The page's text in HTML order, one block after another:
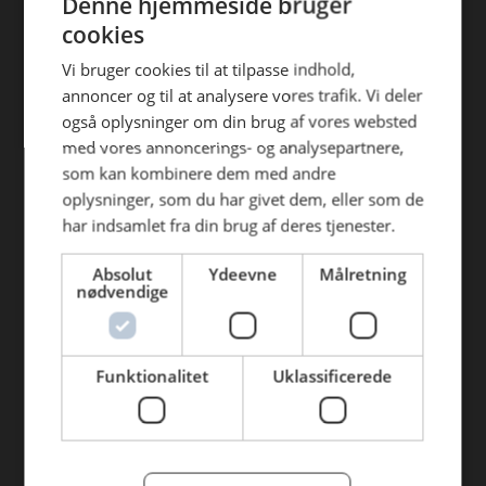
Find din afdeling
AB Catering Aalborg
AB Catering Århus
AB Catering Holstebro
AB Catering Ribe
AB Catering København
Genveje
BLUS 16. udgave
efterfølgende anvendelse heraf.
cookies
Vi bruger cookies til at tilpasse indhold,
annoncer og til at analysere vores trafik. Vi deler
også oplysninger om din brug af vores websted
med vores annoncerings- og analysepartnere,
som kan kombinere dem med andre
oplysninger, som du har givet dem, eller som de
har indsamlet fra din brug af deres tjenester.
Absolut
nødvendige
Ydeevne Målretning
Funktionalitet Uklassificerede